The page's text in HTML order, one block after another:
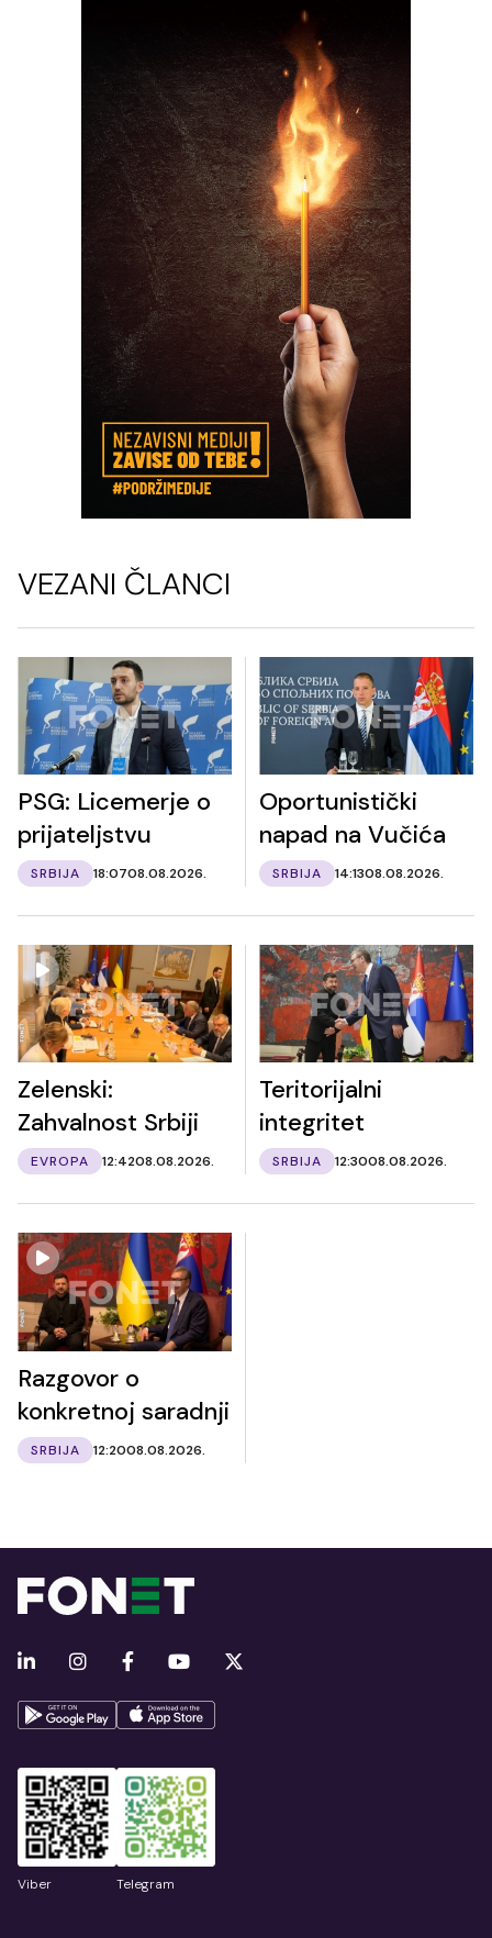
VEZANI ČLANCI
PSG: Licemerje o
prijateljstvu
SRBIJA 18:0708.08.2026.
Oportunistički
napad na Vučića
SRBIJA 14:1308.08.2026.
Zelenski:
Zahvalnost Srbiji
EVROPA 12:4208.08.2026.
Teritorijalni
integritet
SRBIJA 12:3008.08.2026.
Razgovor o
konkretnoj saradnji
SRBIJA 12:2008.08.2026.
Viber Telegram